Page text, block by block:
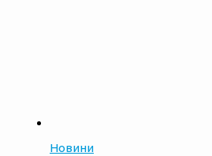
Новини